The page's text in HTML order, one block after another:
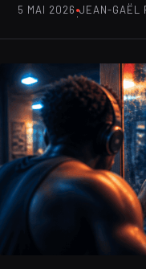
5 MAI 2026·JEAN-GAËL